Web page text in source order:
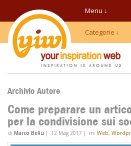
Menu ↓
Categorie ↓
Archivio Autore
Come preparare un
per la condivisione sui
di Marco Bellu | 12 Mag 2017 | in: Web,